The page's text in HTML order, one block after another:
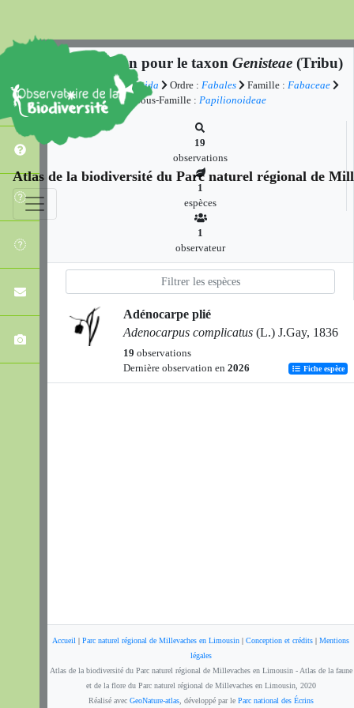
Atlas de la biodiversité du Parc naturel régional de
Observation pour le taxon Genisteae (Tribu)
Equisetopsida Ordre : Fabales Famille : Fabaceae
Sous-Famille : Papilionoideae
19
observations
1
espèces
1
observateur
Adénocarpe plié
Adenocarpus complicatus (L.) J.Gay, 1836
19 observations
Dernière observation en 2026 Fiche espèce
Accueil | Parc naturel régional de Millevaches en Limousin | Conception et crédits | Mentions
légales
Atlas de la biodiversité du Parc naturel régional de Millevaches en Limousin - Atlas de la faune
et de la flore du Parc naturel régional de Millevaches en Limousin, 2020
Réalisé avec GeoNature-atlas, développé par le Parc national des Écrins